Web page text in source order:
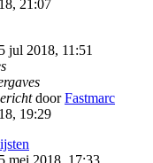
21:07
jul 2018, 11:51
doorFastmarc
19:29
mei 2018, 17:33